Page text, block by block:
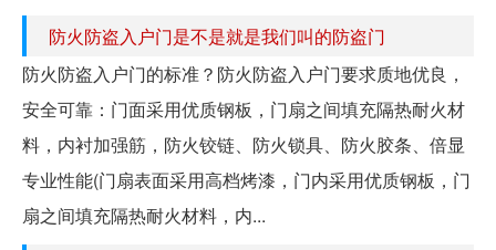
防火防盗入户门是不是就是我们叫的防盗门
防火防盗入户门的标准？防火防盗入户门要求质地优良，
安全可靠：门面采用优质钢板，门扇之间填充隔热耐火材
料，内衬加强筋，防火铰链、防火锁具、防火胶条、倍显
专业性能(门扇表面采用高档烤漆，门内采用优质钢板，门
扇之间填充隔热耐火材料，内...